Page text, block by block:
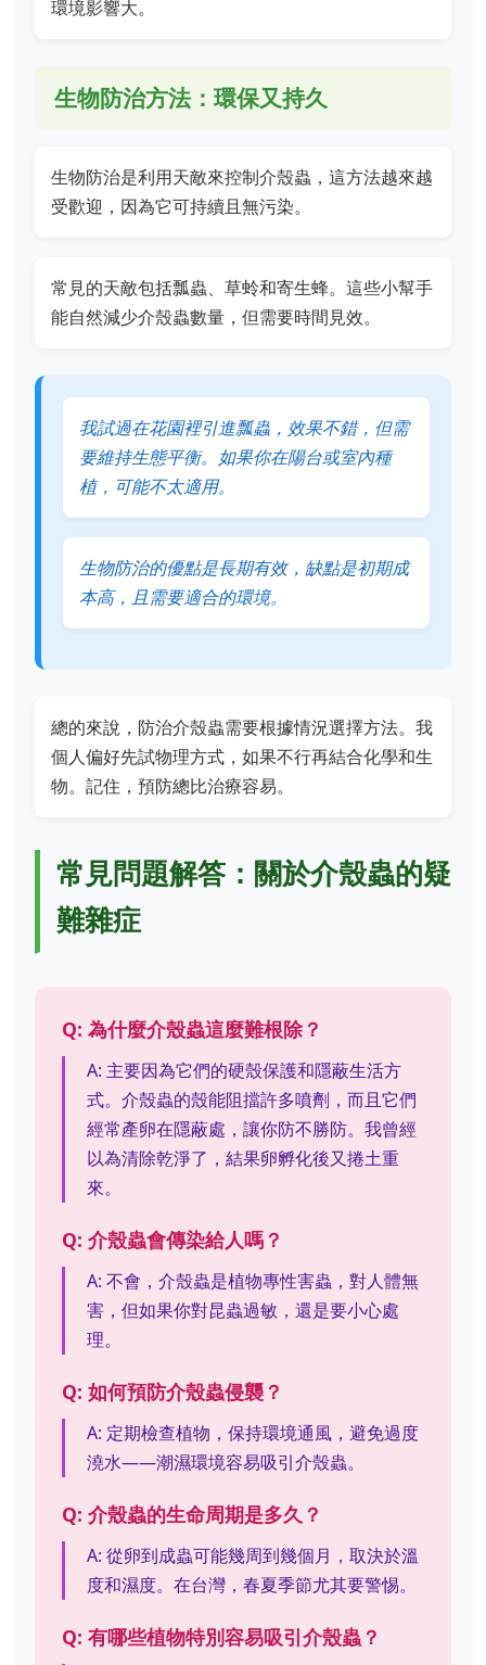
環境影響大。
生物防治方法：環保又持久
生物防治是利用天敵來控制介殼蟲，這方法越來越
受歡迎，因為它可持續且無污染。
常見的天敵包括瓢蟲、草蛉和寄生蜂。這些小幫手
能自然減少介殼蟲數量，但需要時間見效。
我試過在花園裡引進瓢蟲，效果不錯，但需
要維持生態平衡。如果你在陽台或室內種
植，可能不太適用。
生物防治的優點是長期有效，缺點是初期成
本高，且需要適合的環境。
總的來說，防治介殼蟲需要根據情況選擇方法。我
個人偏好先試物理方式，如果不行再結合化學和生
物。記住，預防總比治療容易。
常見問題解答：關於介殼蟲的疑
難雜症
Q: 為什麼介殼蟲這麼難根除？
A: 主要因為它們的硬殼保護和隱蔽生活方
式。介殼蟲的殼能阻擋許多噴劑，而且它們
經常產卵在隱蔽處，讓你防不勝防。我曾經
以為清除乾淨了，結果卵孵化後又捲土重
來。
Q: 介殼蟲會傳染給人嗎？
A: 不會，介殼蟲是植物專性害蟲，對人體無
害，但如果你對昆蟲過敏，還是要小心處
理。
Q: 如何預防介殼蟲侵襲？
A: 定期檢查植物，保持環境通風，避免過度
澆水——潮濕環境容易吸引介殼蟲。
Q: 介殼蟲的生命周期是多久？
A: 從卵到成蟲可能幾周到幾個月，取決於溫
度和濕度。在台灣，春夏季節尤其要警惕。
Q: 有哪些植物特別容易吸引介殼蟲？